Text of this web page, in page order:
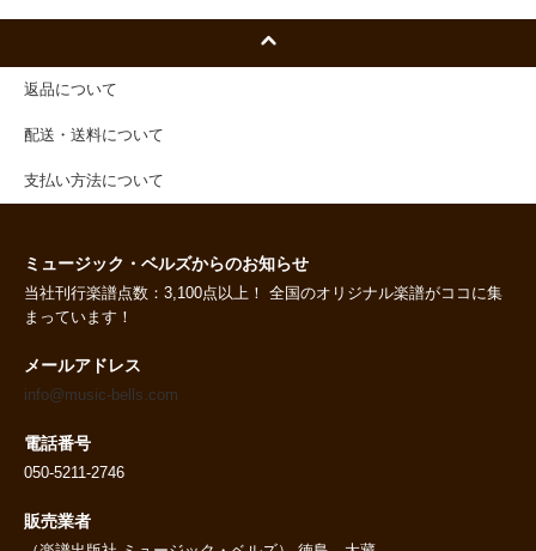
返品について
配送・送料について
支払い方法について
ミュージック・ベルズからのお知らせ
当社刊行楽譜点数：3,100点以上！ 全国のオリジナル楽譜がココに集
まっています！
メールアドレス
info@music-bells.com
電話番号
050-5211-2746
販売業者